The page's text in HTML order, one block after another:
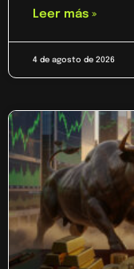
Leer más »
4 de agosto de 2026